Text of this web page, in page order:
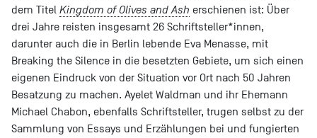
dem Titel Kingdom of Olives and Ash erschienen ist: Über
drei Jahre reisten insgesamt 26 Schriftsteller*innen,
darunter auch die in Berlin lebende Eva Menasse, mit
Breaking the Silence in die besetzten Gebiete, um sich einen
eigenen Eindruck von der Situation vor Ort nach 50 Jahren
Besatzung zu machen. Ayelet Waldman und ihr Ehemann
Michael Chabon, ebenfalls Schriftsteller, trugen selbst zu der
Sammlung von Essays und Erzählungen bei und fungierten